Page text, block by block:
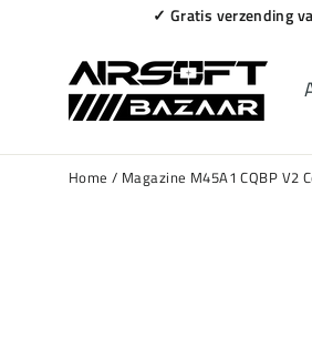
✓ Gratis verzending
Home / Magazine M45A1 CQBP V2